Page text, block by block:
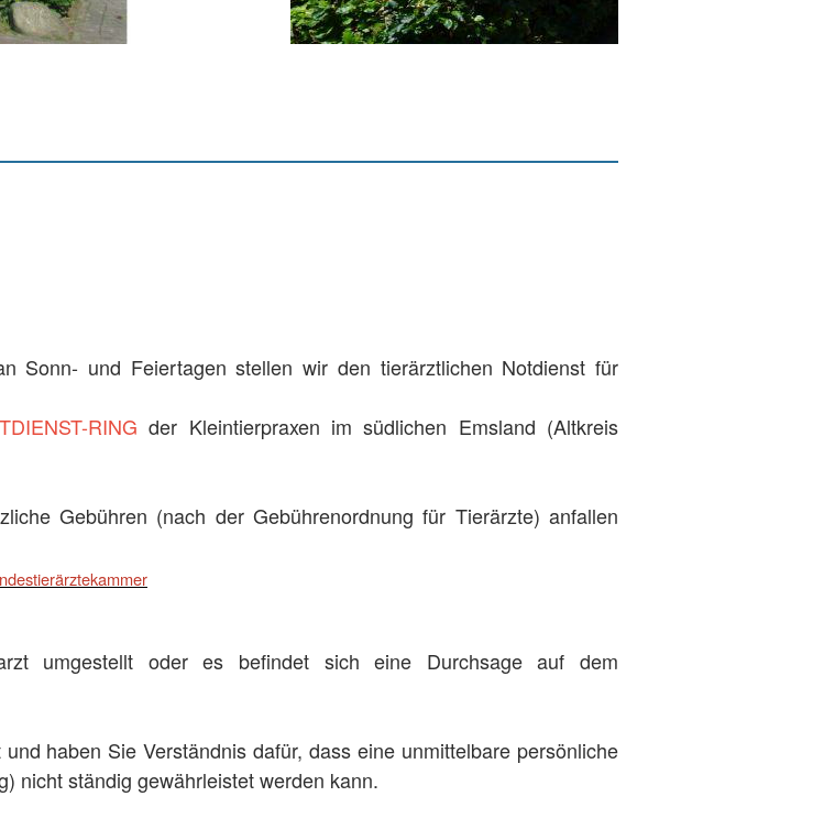
Sonn- und Feiertagen stellen wir den tierärztlichen Notdienst für
RING der Kleintierpraxen im südlichen Emsland (Altkreis
Gebühren (nach der Gebührenordnung für Tierärzte) anfallen
umgestellt oder es befindet sich eine Durchsage auf dem
haben Sie Verständnis dafür, dass eine unmittelbare persönliche
nicht ständig gewährleistet werden kann.